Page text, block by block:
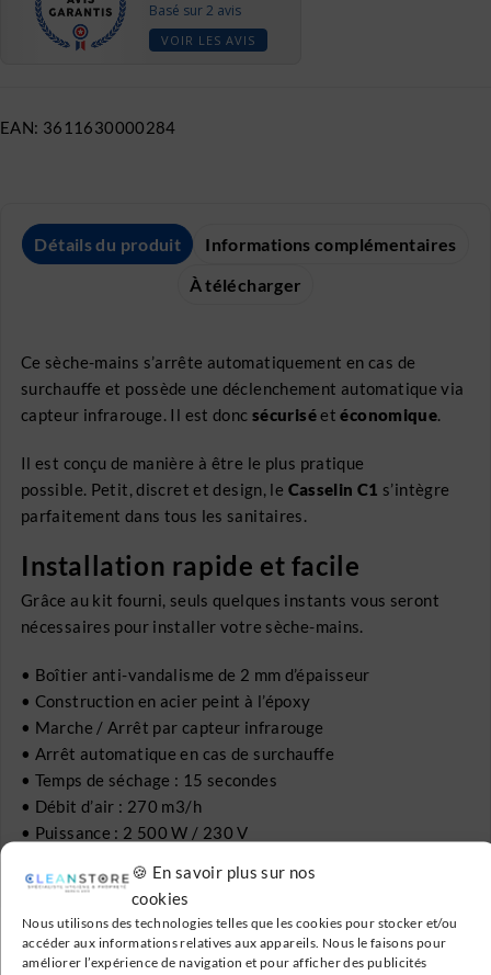
🍪 En savoir plus sur nos
cookies
Nous utilisons des technologies telles que les cookies pour stocker et/ou
accéder aux informations relatives aux appareils. Nous le faisons pour
améliorer l’expérience de navigation et pour afficher des publicités
Basé sur 2 avis
VOIR LES AVIS
EAN: 3611630000284
Détails du produit
Informations complémentaires
À télécharger
Ce sèche-mains s’arrête automatiquement en cas de
surchauffe et possède une déclenchement automatique via
capteur infrarouge. Il est donc sécuriséetéconomique.
Il est conçu de manière à être le plus pratique
possible. Petit, discret et design, le Casselin C1 s’intègre
parfaitement dans tous les sanitaires.
Installation rapide et facile
Grâce au kit fourni, seuls quelques instants vous seront
nécessaires pour installer votre sèche-mains.
• Boîtier anti-vandalisme de 2 mm d’épaisseur
• Construction en acier peint à l’époxy
• Marche / Arrêt par capteur infrarouge
• Arrêt automatique en cas de surchauffe
• Temps de séchage : 15 secondes
• Débit d’air : 270 m3/h
• Puissance : 2 500 W / 230 V